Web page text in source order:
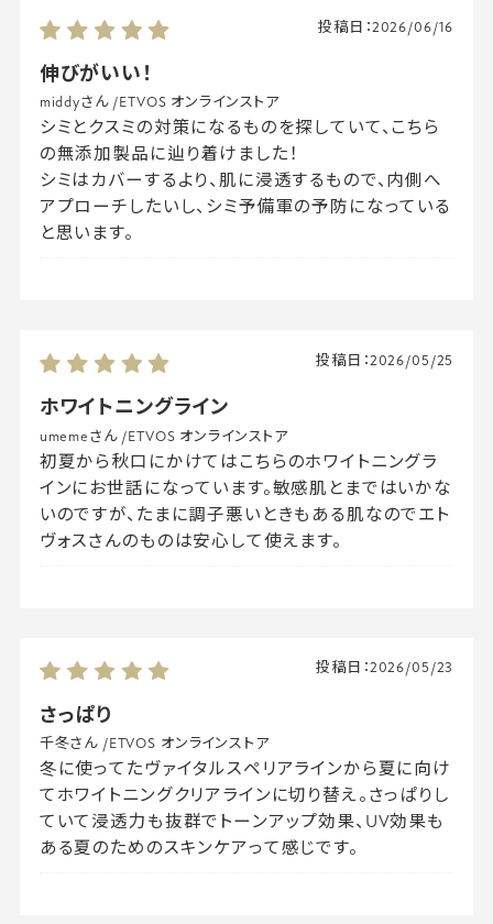
伸びがいい！
投稿日：2026/06/16
middyさん /ETVOS オンラインストア
シミとクスミの対策になるものを探していて、こちら
の無添加製品に辿り着けました！
シミはカバーするより、肌に浸透するもので、内側へ
アプローチしたいし、シミ予備軍の予防になっている
と思います。
ホワイトニングライン
投稿日：2026/05/25
umemeさん /ETVOS オンラインストア
初夏から秋口にかけてはこちらのホワイトニングラ
インにお世話になっています。敏感肌とまではいかな
いのですが、たまに調子悪いときもある肌なのでエト
ヴォスさんのものは安心して使えます。
さっぱり
投稿日：2026/05/23
千冬さん /ETVOS オンラインストア
冬に使ってたヴァイタルスペリアラインから夏に向け
てホワイトニングクリアラインに切り替え。さっぱりし
ていて浸透力も抜群でトーンアップ効果、UV効果も
ある夏のためのスキンケアって感じです。